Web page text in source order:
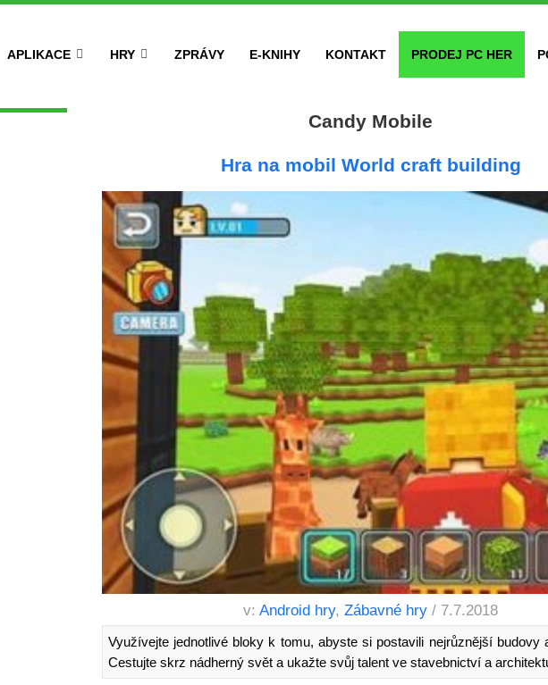
APLIKACE HRY ZPRÁVY E-KNIHY KONTAKT PRODEJ PC HER
Candy Mobile
Hra na mobil World craft building
v:Android hry,Zábavné hry / 7.7.2018
Využívejte jednotlivé bloky k tomu, abyste si postavili nejrůznější budovy
Cestujte skrz nádherný svět a ukažte svůj talent ve stavebnictví a